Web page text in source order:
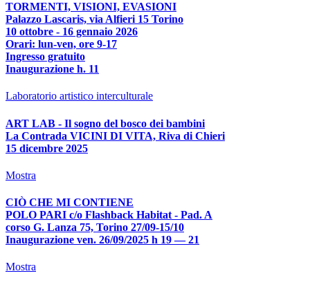
TORMENTI, VISIONI, EVASIONI
Palazzo Lascaris, via Alfieri 15 Torino
10 ottobre - 16 gennaio 2026
Orari: lun-ven, ore 9-17
Ingresso gratuito
Inaugurazione h. 11
Laboratorio artistico interculturale
ART LAB - Il sogno del bosco dei bambini
La Contrada VICINI DI VITA, Riva di Chieri
15 dicembre 2025
Mostra
CIÒ CHE MI CONTIENE
POLO PARI c/o Flashback Habitat - Pad. A
corso G. Lanza 75, Torino 27/09-15/10
Inaugurazione ven. 26/09/2025 h 19 — 21
Mostra